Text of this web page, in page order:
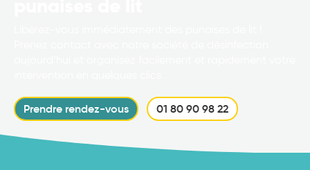
Prendre rendez-vous 01 80 90 98 22